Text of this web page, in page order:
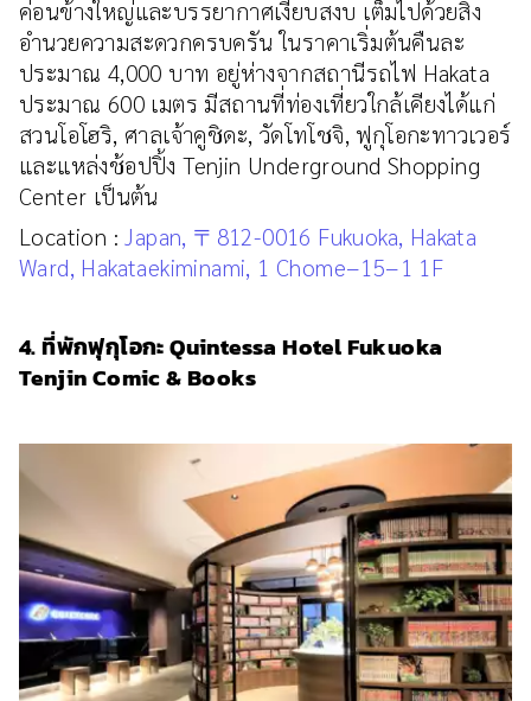
ค่อนข้างใหญ่และบรรยากาศเงียบสงบ เต็มไปด้วยสิ่ง
อำนวยความสะดวกครบครัน ในราคาเริ่มต้นคืนละ
ประมาณ 4,000 บาท อยู่ห่างจากสถานีรถไฟ Hakata
ประมาณ 600 เมตร มีสถานที่ท่องเที่ยวใกล้เคียงได้แก่
สวนโอโฮริ, ศาลเจ้าคูชิดะ, วัดโทโชจิ, ฟูกุโอกะทาวเวอร์
และแหล่งช้อปปิ้ง Tenjin Underground Shopping
Center เป็นต้น
Location : Japan, 〒812-0016 Fukuoka, Hakata
Ward, Hakataekiminami, 1 Chome−15−1 1F
4. ที่พักฟุกุโอกะ Quintessa Hotel Fukuoka
Tenjin Comic & Books